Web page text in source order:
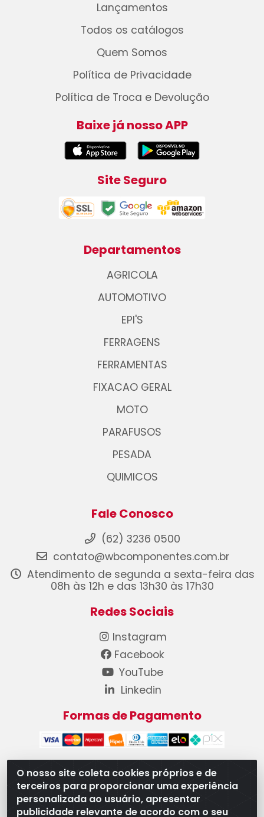
O nosso site coleta cookies próprios e de
terceiros para proporcionar uma experiência
personalizada ao usuário, apresentar
publicidade relevante de acordo com o seu
Lançamentos
Todos os catálogos
Quem Somos
Política de Privacidade
Política de Troca e Devolução
Baixe já nosso APP
Site Seguro
Departamentos
AGRICOLA
AUTOMOTIVO
EPI'S
FERRAGENS
FERRAMENTAS
FIXACAO GERAL
MOTO
PARAFUSOS
PESADA
QUIMICOS
Fale Conosco
(62) 3236 0500
contato@wbcomponentes.com.br
Atendimento de segunda a sexta-feira das
08h às 12h e das 13h30 às 17h30
Redes Sociais
Instagram
Facebook
YouTube
Linkedin
Formas de Pagamento
WB Componentes Automotivos LTDA - CNPJ
08.528.393/0001-12 - Rua do Níquel, 667 - Parque
Oeste Industrial, Goiânia/GO - CEP 74375-660